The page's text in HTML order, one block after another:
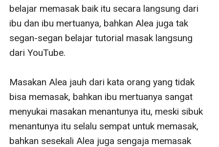
belajar memasak baik itu secara langsung dari
ibu dan ibu mertuanya, bahkan Alea juga tak
segan-segan belajar tutorial masak langsung
dari YouTube.
Masakan Alea jauh dari kata orang yang tidak
bisa memasak, bahkan ibu mertuanya sangat
menyukai masakan menantunya itu, meski sibuk
menantunya itu selalu sempat untuk memasak,
bahkan sesekali Alea juga sengaja memasak